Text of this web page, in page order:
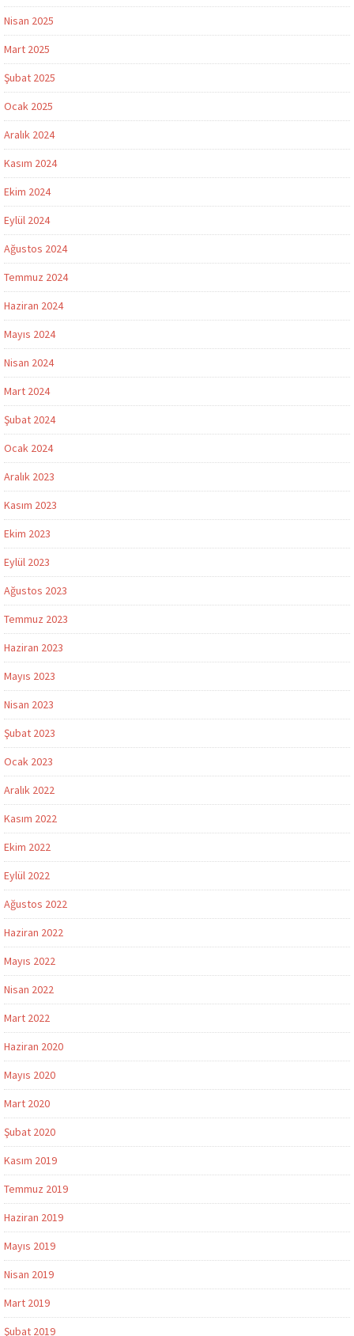
Nisan 2025
Mart 2025
Şubat 2025
Ocak 2025
Aralık 2024
Kasım 2024
Ekim 2024
Eylül 2024
Ağustos 2024
Temmuz 2024
Haziran 2024
Mayıs 2024
Nisan 2024
Mart 2024
Şubat 2024
Ocak 2024
Aralık 2023
Kasım 2023
Ekim 2023
Eylül 2023
Ağustos 2023
Temmuz 2023
Haziran 2023
Mayıs 2023
Nisan 2023
Şubat 2023
Ocak 2023
Aralık 2022
Kasım 2022
Ekim 2022
Eylül 2022
Ağustos 2022
Haziran 2022
Mayıs 2022
Nisan 2022
Mart 2022
Haziran 2020
Mayıs 2020
Mart 2020
Şubat 2020
Kasım 2019
Temmuz 2019
Haziran 2019
Mayıs 2019
Nisan 2019
Mart 2019
Şubat 2019